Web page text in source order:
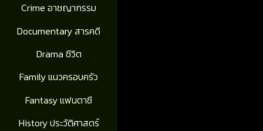
Crime อาชญากรรม
Documentary สารคดี
Drama ชีวิต
Family แนวครอบครัว
Fantasy แฟนตาซี
History ประวัติศาสตร์